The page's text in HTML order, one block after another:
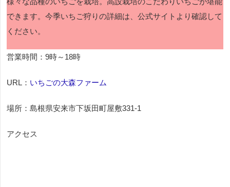
できます。今季いちご狩りの詳細は、公式サイトより確認して
ください。
営業時間：9時～18時
URL： いちごの大森ファーム
場所：島根県安来市下坂田町屋敷331-1
アクセス